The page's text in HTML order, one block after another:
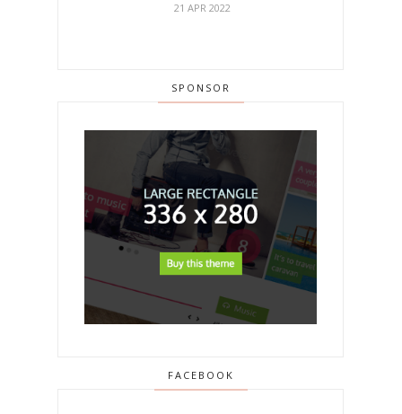
21 APR 2022
SPONSOR
FACEBOOK